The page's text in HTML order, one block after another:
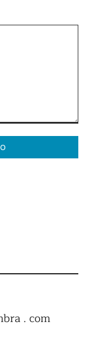
. com